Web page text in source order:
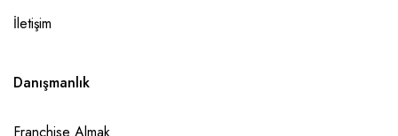
İletişim
Danışmanlık